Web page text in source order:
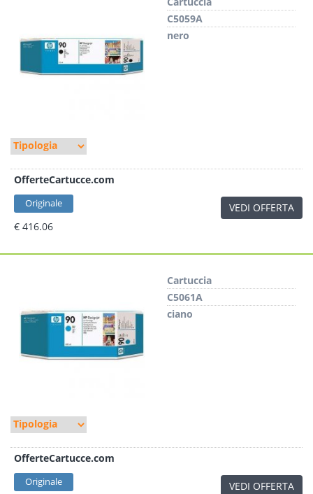
C5059A
nero
OfferteCartucce.com
Originale
€ 416.06
VEDI OFFERTA
Cartuccia
C5061A
ciano
OfferteCartucce.com
Originale VEDI OFFERTA